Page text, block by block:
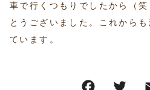
車で行くつもりでしたから（
とうございました。これから
ています。